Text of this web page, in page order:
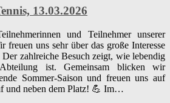
13.03.2026
und Teilnehmer unserer
freuen uns sehr über das große Interesse
zahlreiche Besuch zeigt, wie lebendig
ist. Gemeinsam blicken wir
Sommer-Saison und freuen uns auf
und neben dem Platz! 💪 Im…